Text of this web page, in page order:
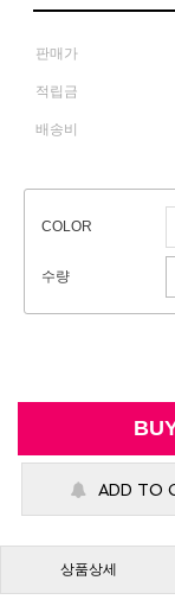
판매가
적립금
배송비
COLOR
수량
ADD TO
상품상세